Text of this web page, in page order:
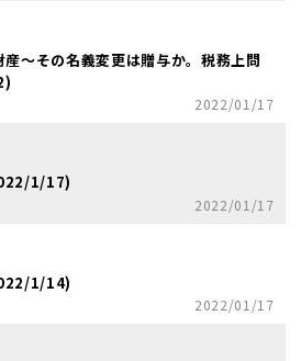
～その名義変更は贈与か。税務上問
2022/01/17
1/17)
2022/01/17
1/14)
2022/01/17